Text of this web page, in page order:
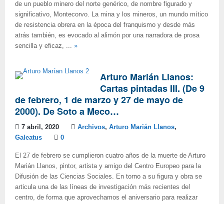
de un pueblo minero del norte genérico, de nombre figurado y
significativo, Montecorvo. La mina y los mineros, un mundo mítico
de resistencia obrera en la época del franquismo y desde más
atrás también, es evocado al alimón por una narradora de prosa
sencilla y eficaz, ... »
Arturo Marián Llanos:
Cartas pintadas III. (De 9
de febrero, 1 de marzo y 27 de mayo de
2000). De Soto a Meco…
7 abril, 2020 Archivos, Arturo Marián Llanos,
Galeatus
0
El 27 de febrero se cumplieron cuatro años de la muerte de Arturo
Marián Llanos, pintor, artista y amigo del Centro Europeo para la
Difusión de las Ciencias Sociales. En torno a su figura y obra se
articula una de las líneas de investigación más recientes del
centro, de forma que aprovechamos el aniversario para realizar